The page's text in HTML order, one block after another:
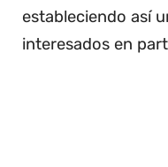
estableciendo así
interesados en